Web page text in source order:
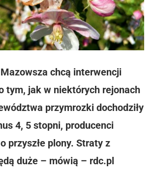
chcą interwencji
tym, jak w niektórych rejonach
przymrozki dochodziły
4, 5 stopni, producenci
przyszłe plony. Straty z
duże – mówią – rdc.pl